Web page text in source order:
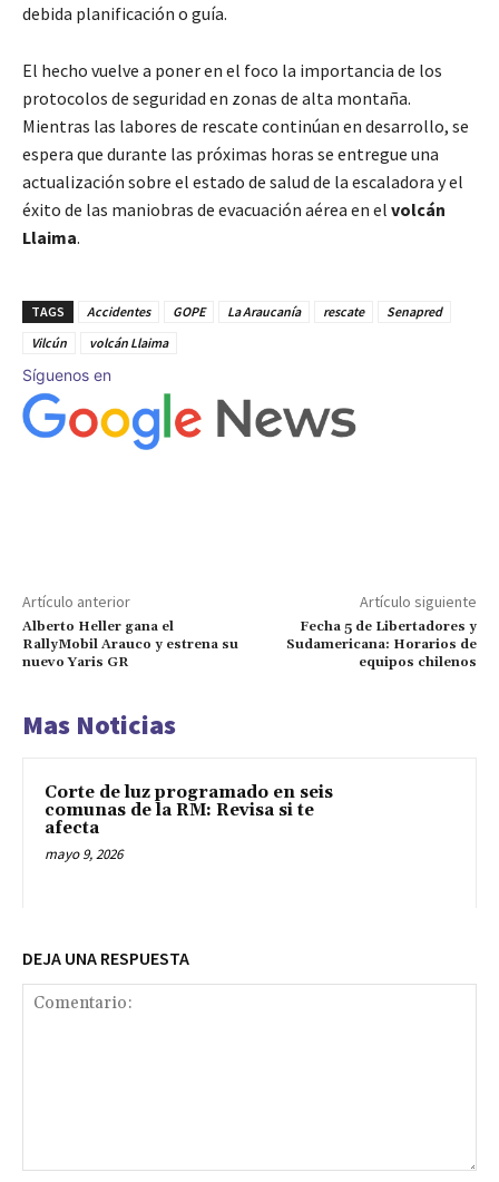
debida planificación o guía.
El hecho vuelve a poner en el foco la importancia de los
protocolos de seguridad en zonas de alta montaña.
Mientras las labores de rescate continúan en desarrollo, se
espera que durante las próximas horas se entregue una
actualización sobre el estado de salud de la escaladora y el
éxito de las maniobras de evacuación aérea en el volcán
Llaima.
TAGS Accidentes GOPE La Araucanía rescate
Senapred
Vilcún
volcán Llaima
Síguenos en
Artículo anterior
Alberto Heller gana el
RallyMobil Arauco y estrena su
nuevo Yaris GR
Artículo siguiente
Fecha 5 de Libertadores y
Sudamericana: Horarios de
equipos chilenos
Mas Noticias
Corte de luz programado en seis
comunas de la RM: Revisa si te
afecta
mayo 9, 2026
DEJA UNA RESPUESTA